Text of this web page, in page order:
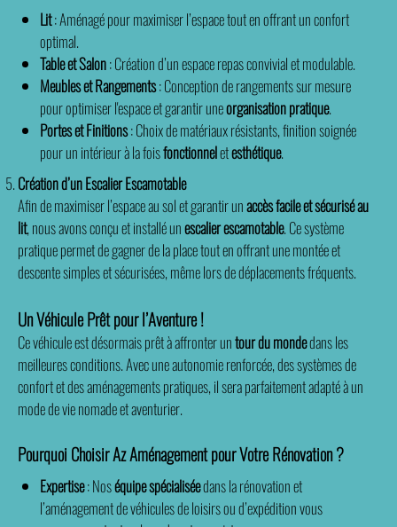
Lit: Aménagé pour maximiser l’espace tout en offrant un confort
optimal.
Table et Salon: Création d’un espace repas convivial et modulable.
Meubles et Rangements: Conception de rangements sur mesure
pour optimiser l'espace et garantir uneorganisation pratique.
Portes et Finitions: Choix de matériaux résistants, finition soignée
pour un intérieur à la foisfonctionneletesthétique.
Création d’un Escalier Escamotable
Afin de maximiser l’espace au sol et garantir unaccès facile et sécurisé au
lit, nous avons conçu et installé unescalier escamotable. Ce système
pratique permet de gagner de la place tout en offrant une montée et
descente simples et sécurisées, même lors de déplacements fréquents.
Un Véhicule Prêt pour l’Aventure !
Ce véhicule est désormais prêt à affronter untour du mondedans les
meilleures conditions. Avec une autonomie renforcée, des systèmes de
confort et des aménagements pratiques, il sera parfaitement adapté à un
mode de vie nomade et aventurier.
Pourquoi Choisir Az Aménagement pour Votre Rénovation ?
Expertise: Noséquipe spécialiséedans la rénovation et
l’aménagement de véhicules de loisirs ou d’expédition vous